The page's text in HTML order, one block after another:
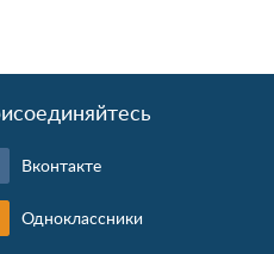
Вконтакте
Одноклассники